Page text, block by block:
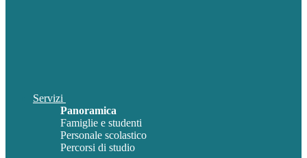
Servizi
Panoramica
Famiglie e studenti
Personale scolastico
Percorsi di studio